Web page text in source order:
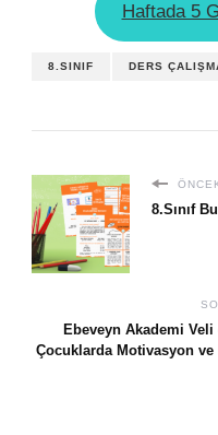
Haftada 5
8.SINIF DERS
8.Sınıf
Ebeveyn Akademi Veli
Çocuklarda Motivasyon ve